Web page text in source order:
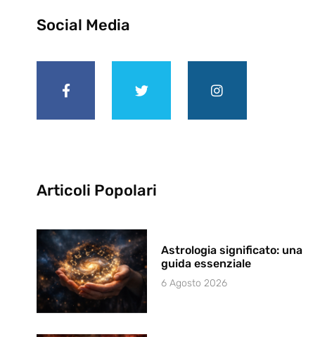
Social Media
Articoli Popolari
Astrologia significato: una
guida essenziale
6 Agosto 2026